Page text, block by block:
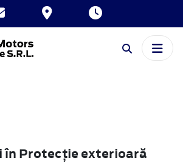
în Protecţie exterioară